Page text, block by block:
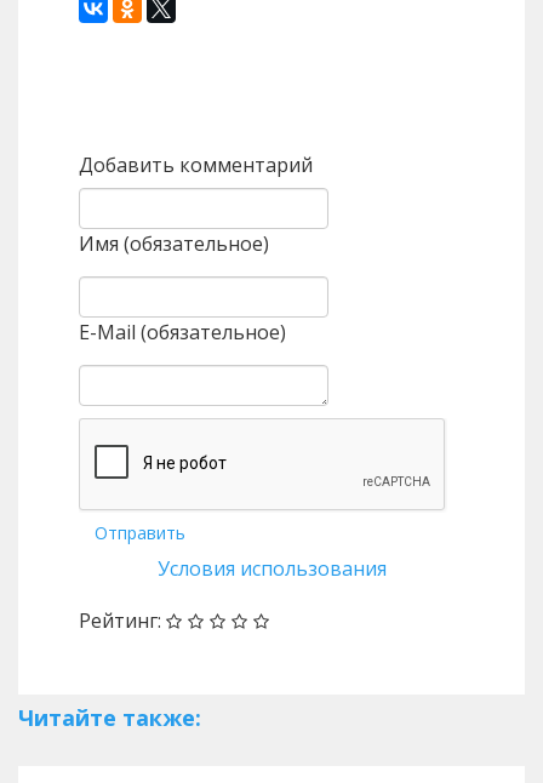
Добавить комментарий
Имя (обязательное)
E-Mail (обязательное)
Отправить
Условия использования
Рейтинг:
Читайте также: